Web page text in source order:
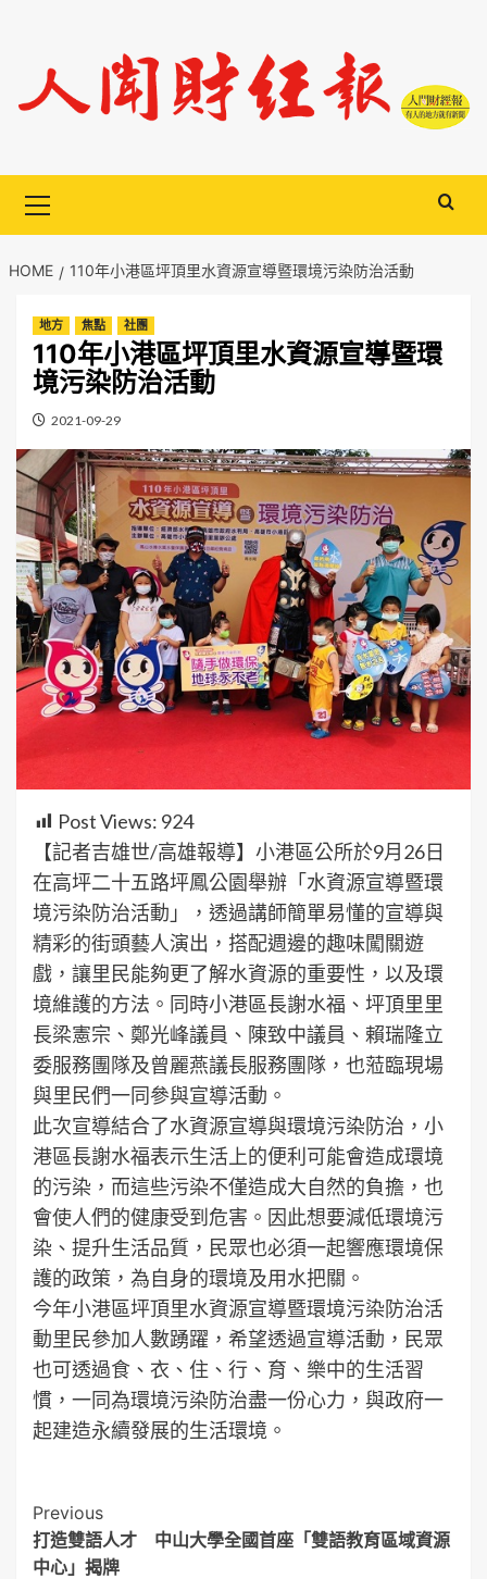
content
Menu
HOME 110年小港區坪頂里水資源宣導暨環境污染防治活動
地方 焦點 社團
110年小港區坪頂里水資源宣導暨環
境污染防治活動
2021-09-29
Post Views: 924
【記者吉雄世/高雄報導】小港區公所於9月26日
在高坪二十五路坪鳳公園舉辦「水資源宣導暨環
境污染防治活動」，透過講師簡單易懂的宣導與
精彩的街頭藝人演出，搭配週邊的趣味闖關遊
戲，讓里民能夠更了解水資源的重要性，以及環
境維護的方法。同時小港區長謝水福、坪頂里里
長梁憲宗、鄭光峰議員、陳致中議員、賴瑞隆立
委服務團隊及曾麗燕議長服務團隊，也蒞臨現場
與里民們一同參與宣導活動。
此次宣導結合了水資源宣導與環境污染防治，小
港區長謝水福表示生活上的便利可能會造成環境
的污染，而這些污染不僅造成大自然的負擔，也
會使人們的健康受到危害。因此想要減低環境污
染、提升生活品質，民眾也必須一起響應環境保
護的政策，為自身的環境及用水把關。
今年小港區坪頂里水資源宣導暨環境污染防治活
動里民參加人數踴躍，希望透過宣導活動，民眾
也可透過食、衣、住、行、育、樂中的生活習
慣，一同為環境污染防治盡一份心力，與政府一
起建造永續發展的生活環境。
Post
Navigation
Previous
打造雙語人才 中山大學全國首座「雙語教育區域資源
中心」揭牌